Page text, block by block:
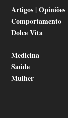
Artigos | Opiniões
Comportamento
Dolce Vita
Medicina
Saúde
Mulher